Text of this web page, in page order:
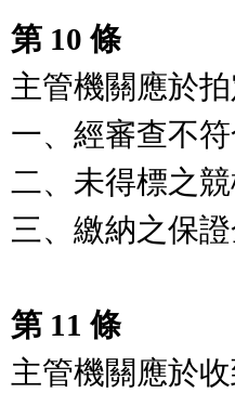
第 10 條
主管機關應於
一、經審查不
二、未得標之競
三、繳納之保
第 11 條
主管機關應於